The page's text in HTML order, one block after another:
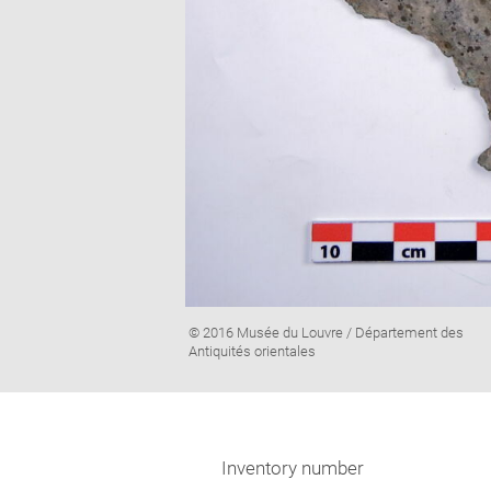
Image
caption:
© 2016 Musée du Louvre / Département des
Antiquités orientales
Inventory number